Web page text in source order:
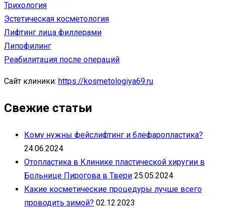
Трихология
Эстетическая косметология
Лифтинг лица филлерами
Липофилинг
Реабилитация после операций
Сайт клиники: https://kosmetologiya69.ru
Свежие статьи
Кому нужны фейслифтинг и блефаропластика?
24.06.2024
Отопластика в Клинике пластической хиругии в
Больнице Пирогова в Твери 25.05.2024
Какие косметические процедуры лучше всего
проводить зимой? 02.12.2023